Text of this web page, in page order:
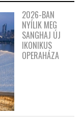
2026-BAN
NYÍLIK MEG
SANGHAJ ÚJ
IKONIKUS
OPERAHÁZA